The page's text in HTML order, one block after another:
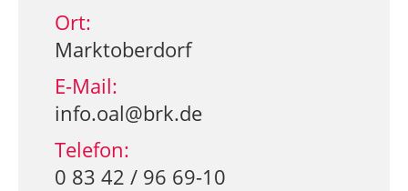
Ort:
Marktoberdorf
E-Mail:
info.oal@brk.de
Telefon:
0 83 42 / 96 69-10